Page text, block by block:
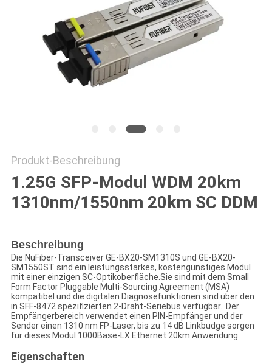
DATENSCHUTZRICHTLINIE
Produkt-Beschreibung
1.25G SFP-Modul WDM 20km
1310nm/1550nm 20km SC DDM
Beschreibung
Die NuFiber-Transceiver GE-BX20-SM1310S und GE-BX20-
SM1550ST sind ein leistungsstarkes, kostengünstiges Modul
mit einer einzigen SC-Optikoberfläche.Sie sind mit dem Small
Form Factor Pluggable Multi-Sourcing Agreement (MSA)
kompatibel und die digitalen Diagnosefunktionen sind über den
in SFF-8472 spezifizierten 2-Draht-Seriebus verfügbar.. Der
Empfängerbereich verwendet einen PIN-Empfänger und der
Sender einen 1310 nm FP-Laser, bis zu 14 dB Linkbudge sorgen
für dieses Modul 1000Base-LX Ethernet 20km Anwendung.
Eigenschaften